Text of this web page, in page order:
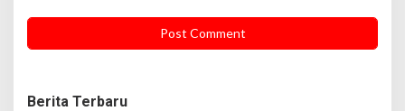
Berita Terbaru